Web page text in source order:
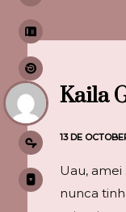
Kaila
13 DE
Uau, amei
nunca